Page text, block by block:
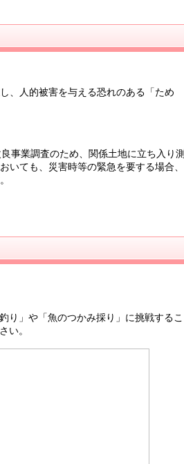
、人的被害を与える恐れのある「ため
事業調査のため、関係土地に立ち入り測
いても、災害時等の緊急を要する場合、
り」や「魚のつかみ採り」に挑戦するこ
い。